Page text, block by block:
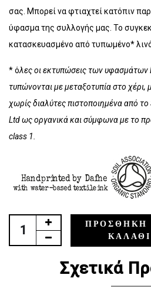
σας. Μπορεί να φτιαχτεί κατόπιν
ύφασμα της συλλογής μας. Το
κατασκευασμένο από τυπωμένο*
* όλες οι εκτυπώσεις των υφασμάτων
τυπώνονται με μεταξοτυπία στο
χωρίς διαλύτες πιστοποιημένα από
Ltd ως οργανικά και σύμφωνα με το
class 1.
ΠΡΟΣΘΉΚΗ
ΚΑΛΆΘΙ
Σχετικά